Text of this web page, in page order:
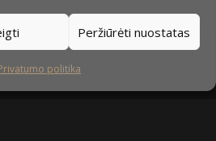
Peržiūrėti nuostatas
politika